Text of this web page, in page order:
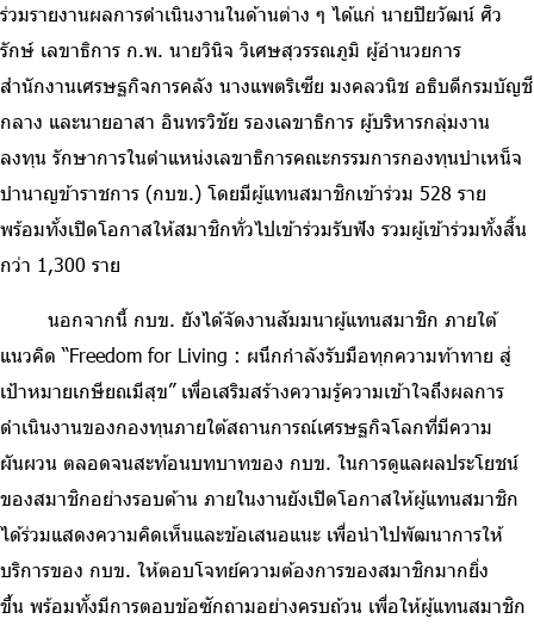
ร่วมรายงานผลการดำเนินงานในด้านต่าง ๆ ได้แก่ นายปิยวัฒน์ ศิว
รักษ์ เลขาธิการ ก.พ. นายวินิจ วิเศษสุวรรณภูมิ ผู้อำนวยการ
สำนักงานเศรษฐกิจการคลัง นางแพตริเซีย มงคลวนิช อธิบดีกรมบัญชี
กลาง และนายอาสา อินทรวิชัย รองเลขาธิการ ผู้บริหารกลุ่มงาน
ลงทุน รักษาการในตำแหน่งเลขาธิการคณะกรรมการกองทุนบำเหน็จ
บำนาญข้าราชการ (กบข.) โดยมีผู้แทนสมาชิกเข้าร่วม 528 ราย
พร้อมทั้งเปิดโอกาสให้สมาชิกทั่วไปเข้าร่วมรับฟัง รวมผู้เข้าร่วมทั้งสิ้น
กว่า 1,300 ราย
นอกจากนี้ กบข. ยังได้จัดงานสัมมนาผู้แทนสมาชิก ภายใต้
แนวคิด “Freedom for Living : ผนึกกำลังรับมือทุกความท้าทาย สู่
เป้าหมายเกษียณมีสุข” เพื่อเสริมสร้างความรู้ความเข้าใจถึงผลการ
ดำเนินงานของกองทุนภายใต้สถานการณ์เศรษฐกิจโลกที่มีความ
ผันผวน ตลอดจนสะท้อนบทบาทของ กบข. ในการดูแลผลประโยชน์
ของสมาชิกอย่างรอบด้าน ภายในงานยังเปิดโอกาสให้ผู้แทนสมาชิก
ได้ร่วมแสดงความคิดเห็นและข้อเสนอแนะ เพื่อนำไปพัฒนาการให้
บริการของ กบข. ให้ตอบโจทย์ความต้องการของสมาชิกมากยิ่ง
ขึ้น พร้อมทั้งมีการตอบข้อซักถามอย่างครบถ้วน เพื่อให้ผู้แทนสมาชิก